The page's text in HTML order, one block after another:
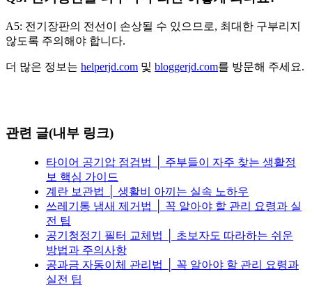
A5: 전기장판의 전선이 손상될 수 있으므로, 최대한 구부리지
않도록 주의해야 합니다.
더 많은 정보는 helperjd.com 및 bloggerjd.com를 방문해 주세요.
관련 글(내부 링크)
타이어 공기압 점검법 │ 주부들이 자주 찾는 생활정
보 핵심 가이드
계란 보관법 │ 생활비 아끼는 실속 노하우
쓰레기통 냄새 제거법 │ 꼭 알아야 할 관리 요령과 실
전 팁
공기청정기 필터 교체법 │ 초보자도 따라하는 쉬운
방법과 주의사항
공과금 자동이체 관리법 │ 꼭 알아야 할 관리 요령과
실전 팁